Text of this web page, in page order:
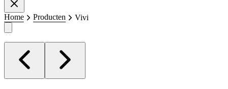
Home Producten Vivi